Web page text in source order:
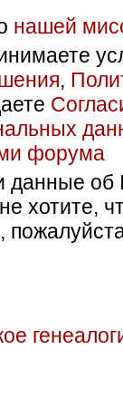
нашей
,
форума
данные об
хотите,